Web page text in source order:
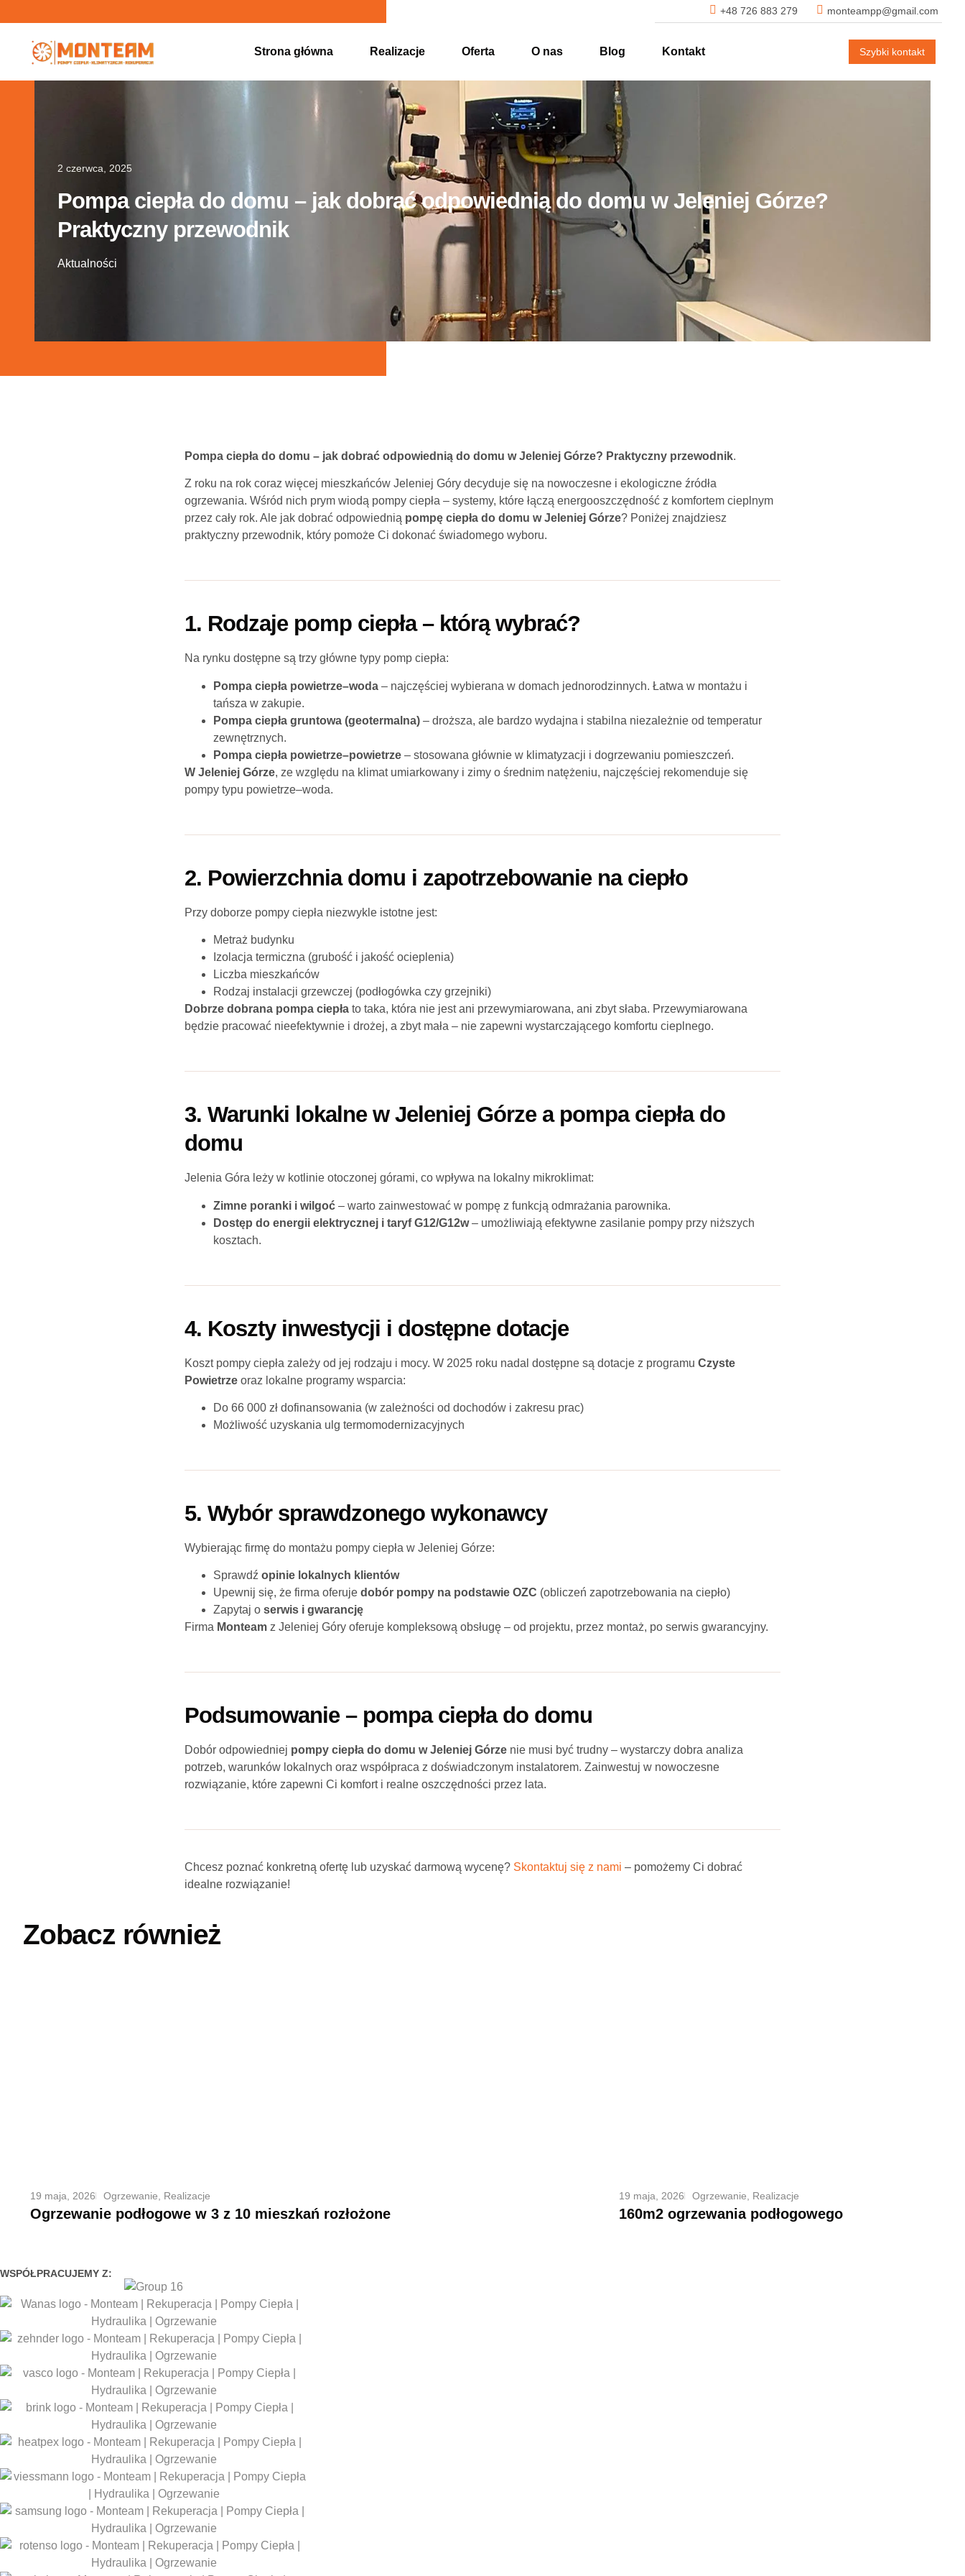
+48 726 883 279 monteampp@gmail.com
Strona główna Realizacje Oferta O nas Blog Kontakt Szybki kontakt
2 czerwca, 2025
Pompa ciepła do domu – jak dobrać odpowiednią do domu w Jeleniej Górze?
Praktyczny przewodnik
Aktualności
Pompa ciepła do domu – jak dobrać odpowiednią do domu w Jeleniej Górze? Praktyczny przewodnik.
Z roku na rok coraz więcej mieszkańców Jeleniej Góry decyduje się na nowoczesne i ekologiczne źródła
ogrzewania. Wśród nich prym wiodą pompy ciepła – systemy, które łączą energooszczędność z komfortem cieplnym
przez cały rok. Ale jak dobrać odpowiednią pompę ciepła do domu w Jeleniej Górze? Poniżej znajdziesz
praktyczny przewodnik, który pomoże Ci dokonać świadomego wyboru.
1. Rodzaje pomp ciepła – którą wybrać?
Na rynku dostępne są trzy główne typy pomp ciepła:
Pompa ciepła powietrze–woda – najczęściej wybierana w domach jednorodzinnych. Łatwa w montażu i
tańsza w zakupie.
Pompa ciepła gruntowa (geotermalna) – droższa, ale bardzo wydajna i stabilna niezależnie od temperatur
zewnętrznych.
Pompa ciepła powietrze–powietrze – stosowana głównie w klimatyzacji i dogrzewaniu pomieszczeń.
W Jeleniej Górze, ze względu na klimat umiarkowany i zimy o średnim natężeniu, najczęściej rekomenduje się
pompy typu powietrze–woda.
2. Powierzchnia domu i zapotrzebowanie na ciepło
Przy doborze pompy ciepła niezwykle istotne jest:
Metraż budynku
Izolacja termiczna (grubość i jakość ocieplenia)
Liczba mieszkańców
Rodzaj instalacji grzewczej (podłogówka czy grzejniki)
Dobrze dobrana pompa ciepła to taka, która nie jest ani przewymiarowana, ani zbyt słaba. Przewymiarowana
będzie pracować nieefektywnie i drożej, a zbyt mała – nie zapewni wystarczającego komfortu cieplnego.
3. Warunki lokalne w Jeleniej Górze a pompa ciepła do
domu
Jelenia Góra leży w kotlinie otoczonej górami, co wpływa na lokalny mikroklimat:
Zimne poranki i wilgoć – warto zainwestować w pompę z funkcją odmrażania parownika.
Dostęp do energii elektrycznej i taryf G12/G12w– umożliwiają efektywne zasilanie pompy przy niższych
kosztach.
4. Koszty inwestycji i dostępne dotacje
Koszt pompy ciepła zależy od jej rodzaju i mocy. W 2025 roku nadal dostępne są dotacje z programu Czyste
Powietrze oraz lokalne programy wsparcia:
Do 66 000 zł dofinansowania (w zależności od dochodów i zakresu prac)
Możliwość uzyskania ulg termomodernizacyjnych
5. Wybór sprawdzonego wykonawcy
Wybierając firmę do montażu pompy ciepła w Jeleniej Górze:
Sprawdź opinie lokalnych klientów
Upewnij się, że firma oferuje dobór pompy na podstawie OZC (obliczeń zapotrzebowania na ciepło)
Zapytaj o serwis i gwarancję
Firma Monteam z Jeleniej Góry oferuje kompleksową obsługę – od projektu, przez montaż, po serwis gwarancyjny.
Podsumowanie – pompa ciepła do domu
Dobór odpowiedniej pompy ciepła do domu w Jeleniej Górze nie musi być trudny – wystarczy dobra analiza
potrzeb, warunków lokalnych oraz współpraca z doświadczonym instalatorem. Zainwestuj w nowoczesne
rozwiązanie, które zapewni Ci komfort i realne oszczędności przez lata.
Chcesz poznać konkretną ofertę lub uzyskać darmową wycenę? Skontaktuj się z nami – pomożemy Ci dobrać
idealne rozwiązanie!
Zobacz również
19 maja, 2026 Ogrzewanie Realizacje
Ogrzewanie podłogowe w 3 z 10 mieszkań rozłożone
19 maja, 2026 Ogrzewanie Realizacje
160m2 ogrzewania podłogowego
WSPÓŁPRACUJEMY Z: